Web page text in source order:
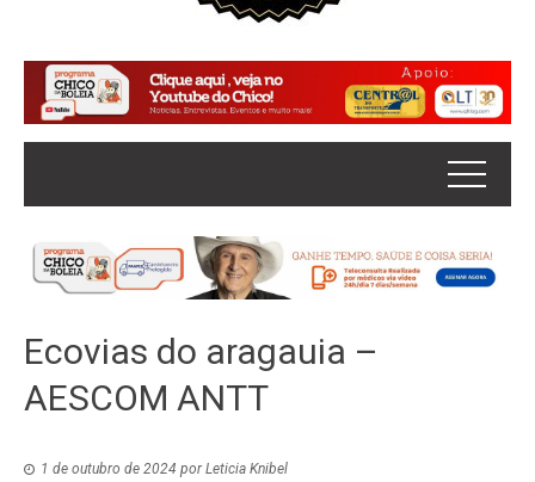
Ecovias do aragauia –
AESCOM ANTT
1 de outubro de 2024 porLeticia Knibel